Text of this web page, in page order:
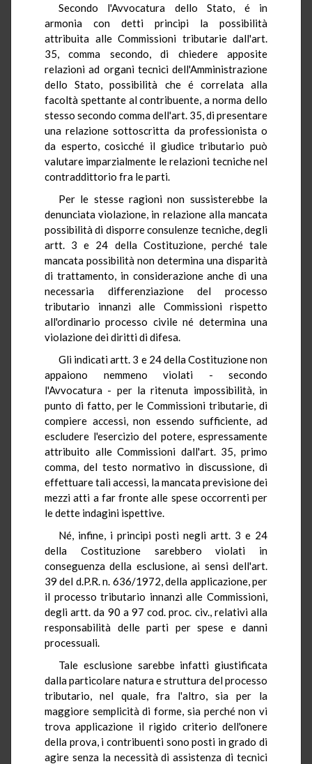
Secondo l'Avvocatura dello Stato, é in
armonia con detti principi la possibilità
attribuita alle Commissioni tributarie dall'art.
35, comma secondo, di chiedere apposite
relazioni ad organi tecnici dell'Amministrazione
dello Stato, possibilità che é correlata alla
facoltà spettante al contribuente, a norma dello
stesso secondo comma dell'art. 35, di presentare
una relazione sottoscritta da professionista o
da esperto, cosicché il giudice tributario può
valutare imparzialmente le relazioni tecniche nel
contraddittorio fra le parti.
Per le stesse ragioni non sussisterebbe la
denunciata violazione, in relazione alla mancata
possibilità di disporre consulenze tecniche, degli
artt. 3 e 24 della Costituzione, perché tale
mancata possibilità non determina una disparità
di trattamento, in considerazione anche di una
necessaria differenziazione del processo
tributario innanzi alle Commissioni rispetto
all'ordinario processo civile né determina una
violazione dei diritti di difesa.
Gli indicati artt. 3 e 24 della Costituzione non
appaiono nemmeno violati - secondo
l'Avvocatura - per la ritenuta impossibilità, in
punto di fatto, per le Commissioni tributarie, di
compiere accessi, non essendo sufficiente, ad
escludere l'esercizio del potere, espressamente
attribuito alle Commissioni dall'art. 35, primo
comma, del testo normativo in discussione, di
effettuare tali accessi, la mancata previsione dei
mezzi atti a far fronte alle spese occorrenti per
le dette indagini ispettive.
Né, infine, i principi posti negli artt. 3 e 24
della Costituzione sarebbero violati in
conseguenza della esclusione, ai sensi dell'art.
39 del d.P.R. n. 636/1972, della applicazione, per
il processo tributario innanzi alle Commissioni,
degli artt. da 90 a 97 cod. proc. civ., relativi alla
responsabilità delle parti per spese e danni
processuali.
Tale esclusione sarebbe infatti giustificata
dalla particolare natura e struttura del processo
tributario, nel quale, fra l'altro, sia per la
maggiore semplicità di forme, sia perché non vi
trova applicazione il rigido criterio dell'onere
della prova, i contribuenti sono posti in grado di
agire senza la necessità di assistenza di tecnici